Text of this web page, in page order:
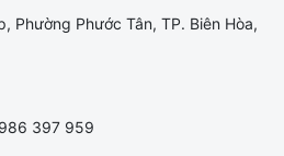
Phường Phước Tân, TP. Biên Hòa,
397 959